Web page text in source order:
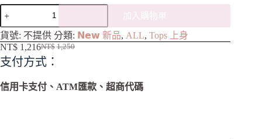
加入購物車
A
l
e
n
貨號: 不提供 分類: 𝗡𝗲𝘄 新品, ALL, Tops 上身
NT$ 1,250
NT$ 1,216
支付方式：
信用卡支付、ATM匯款、超商代碼